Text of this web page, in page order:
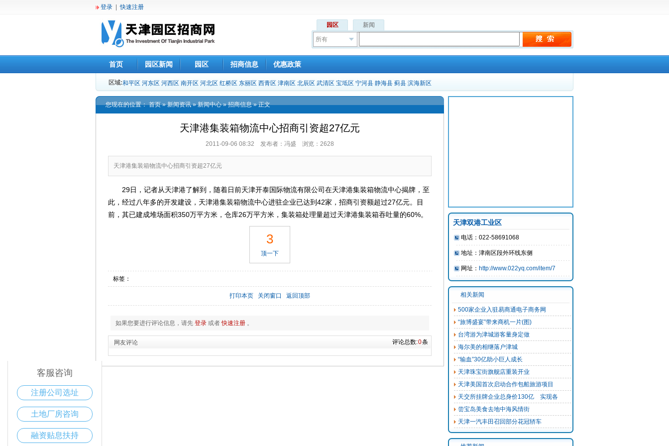
登录 |快速注册
园区 新闻
所有
首页 园区新闻 园区 招商信息 优惠政策
区域:和平区 河东区 河西区 南开区 河北区 红桥区 东丽区 西青区 津南区 北辰区 武清区 宝坻区 宁河县 静海县 蓟县 滨海新区
您现在的位置：首页»新闻资讯»新闻中心»招商信息» 正文
天津港集装箱物流中心招商引资超27亿元
2011-09-06 08:32 发布者：冯盛 浏览：2628
天津港集装箱物流中心招商引资超27亿元
29日，记者从天津港了解到，随着日前天津开泰国际物流有限公司在天津港集装箱物流中心揭牌，至
此，经过八年多的开发建设，天津港集装箱物流中心进驻企业已达到42家，招商引资额超过27亿元。目
前，其已建成堆场面积350万平方米，仓库26万平方米，集装箱处理量超过天津港集装箱吞吐量的60%。
3
顶一下
标签：
打印本页 关闭窗口 返回顶部
如果您要进行评论信息，请先 登录 或者快速注册 。
评论总数:0条
网友评论
天津双港工业区
电话： 022-58691068
地址： 津南区段外环线东侧
网址： http://www.022yq.com/item/7
相关新闻
500家企业入驻易商通电子商务网
“旅博盛宴”带来商机一片(图)
台湾游为津城游客量身定做
海尔美的相继落户津城
“输血”30亿助小巨人成长
天津珠宝街旗舰店重装开业
天津美国首次启动合作包船旅游项目
天交所挂牌企业总身价130亿 实现各
尝宝岛美食去地中海风情街
天津一汽丰田召回部分花冠轿车
客服咨询
注册公司选址
土地厂房咨询
融资贴息扶持